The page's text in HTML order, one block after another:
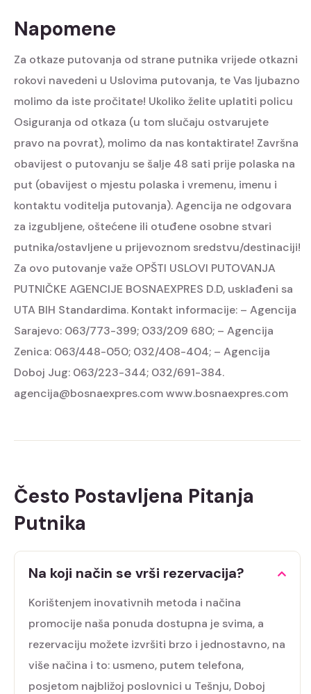
Napomene
Za otkaze putovanja od strane putnika vrijede otkazni
rokovi navedeni u Uslovima putovanja, te Vas ljubazno
molimo da iste pročitate! Ukoliko želite uplatiti policu
Osiguranja od otkaza (u tom slučaju ostvarujete
pravo na povrat), molimo da nas kontaktirate! Završna
obavijest o putovanju se šalje 48 sati prije polaska na
put (obavijest o mjestu polaska i vremenu, imenu i
kontaktu voditelja putovanja). Agencija ne odgovara
za izgubljene, oštećene ili otuđene osobne stvari
putnika/ostavljene u prijevoznom sredstvu/destinaciji!
Za ovo putovanje važe OPŠTI USLOVI PUTOVANJA
PUTNIČKE AGENCIJE BOSNAEXPRES D.D, usklađeni sa
UTA BIH Standardima. Kontakt informacije: – Agencija
Sarajevo: 063/773-399; 033/209 680; – Agencija
Zenica: 063/448-050; 032/408-404; – Agencija
Doboj Jug: 063/223-344; 032/691-384.
agencija@bosnaexpres.comwww.bosnaexpres.com
Često Postavljena Pitanja
Putnika
Na koji način se vrši rezervacija?
Korištenjem inovativnih metoda i načina
promocije naša ponuda dostupna je svima, a
rezervaciju možete izvršiti brzo i jednostavno, na
više načina i to: usmeno, putem telefona,
posjetom najbližoj poslovnici u Tešnju, Doboj